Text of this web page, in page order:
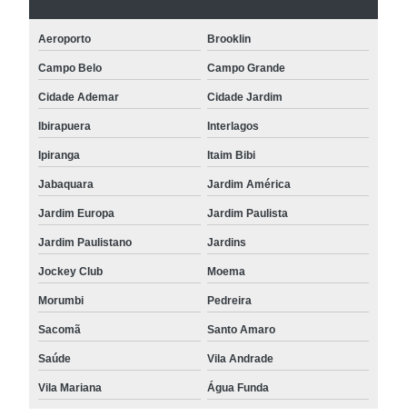
Aeroporto Brooklin
Campo Belo Campo Grande
Cidade Ademar Cidade Jardim
Ibirapuera Interlagos
Ipiranga Itaim Bibi
Jabaquara Jardim América
Jardim Europa Jardim Paulista
Jardim Paulistano Jardins
Jockey Club Moema
Morumbi Pedreira
Sacomã Santo Amaro
Saúde Vila Andrade
Vila Mariana Água Funda